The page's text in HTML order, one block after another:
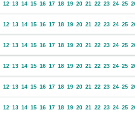
12 13 14 15 16 17 18 19 20 21 22 23 24 25
12 13 14 15 16 17 18 19 20 21 22 23 24 25
12 13 14 15 16 17 18 19 20 21 22 23 24 25
12 13 14 15 16 17 18 19 20 21 22 23 24 25
12 13 14 15 16 17 18 19 20 21 22 23 24 25
12 13 14 15 16 17 18 19 20 21 22 23 24 25